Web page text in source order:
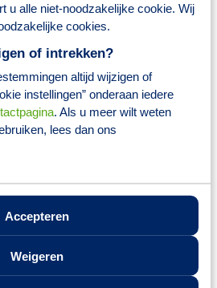
u alle niet-noodzakelijke cookie. Wij
cookies.
of intrekken?
altijd wijzigen of
instellingen” onderaan iedere
. Als u meer wilt weten
lees dan ons
Accepteren
Weigeren
2694,- en 3745,- euro (afhankelijk van
op basis van een 36-urige werkweek)
basis van 36-urige werkweek
Ontwikkelplein; een zeer groot
voor jouw
conform CAO Apotheken